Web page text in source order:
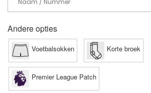
Andere opties
Voetbalsokken Korte broek
Premier League Patch